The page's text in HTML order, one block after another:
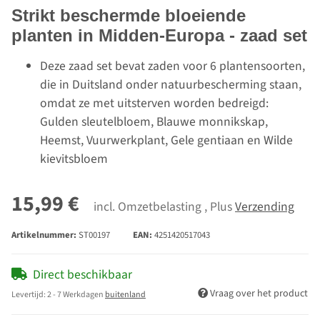
Strikt beschermde bloeiende
planten in Midden-Europa - zaad set
Deze zaad set bevat zaden voor 6 plantensoorten,
die in Duitsland onder natuurbescherming staan,
omdat ze met uitsterven worden bedreigd:
Gulden sleutelbloem, Blauwe monnikskap,
Heemst, Vuurwerkplant, Gele gentiaan en Wilde
kievitsbloem
15,99 € incl. Omzetbelasting , PlusVerzending
Artikelnummer: ST00197 EAN: 4251420517043
Direct beschikbaar
Levertijd:2 - 7 Werkdagen buitenland Vraag over het product